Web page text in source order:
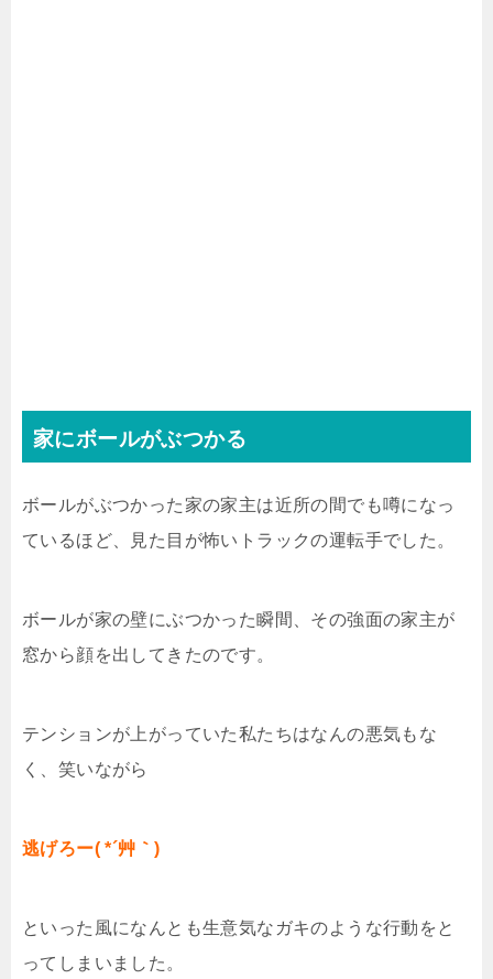
家にボールがぶつかる
ボールがぶつかった家の家主は近所の間でも噂になっ
ているほど、見た目が怖いトラックの運転手でした。
ボールが家の壁にぶつかった瞬間、その強面の家主が
窓から顔を出してきたのです。
テンションが上がっていた私たちはなんの悪気もな
く、笑いながら
逃げろー( *´艸｀)
といった風になんとも生意気なガキのような行動をと
ってしまいました。